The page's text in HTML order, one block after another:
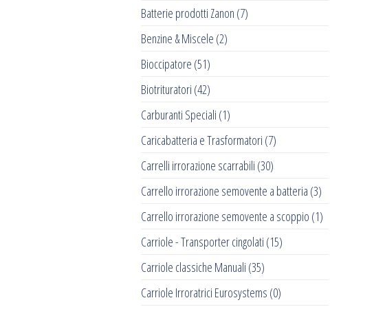
Batterie prodotti Zanon (7)
Benzine & Miscele (2)
Bioccipatore (51)
Biotrituratori (42)
Carburanti Speciali (1)
Caricabatteria e Trasformatori (7)
Carrelli irrorazione scarrabili (30)
Carrello irrorazione semovente a batteria (3)
Carrello irrorazione semovente a scoppio (1)
Carriole - Transporter cingolati (15)
Carriole classiche Manuali (35)
Carriole Irroratrici Eurosystems (0)